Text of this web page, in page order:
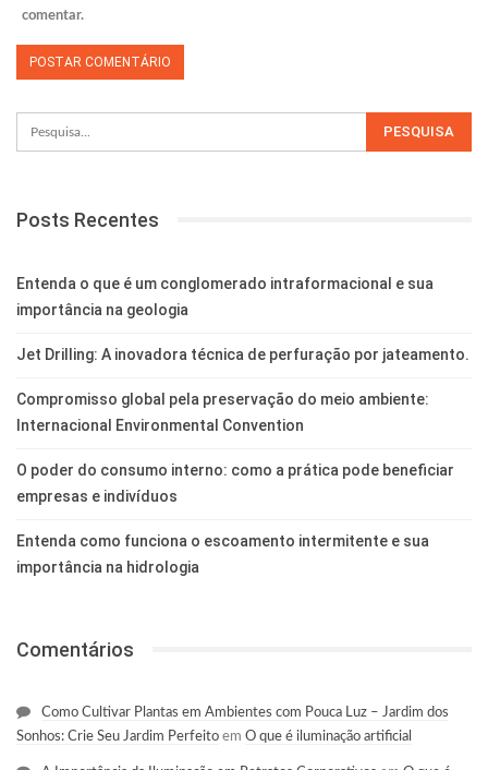
comentar.
Posts Recentes
Entenda o que é um conglomerado intraformacional e sua
importância na geologia
Jet Drilling: A inovadora técnica de perfuração por jateamento.
Compromisso global pela preservação do meio ambiente:
Internacional Environmental Convention
O poder do consumo interno: como a prática pode beneficiar
empresas e indivíduos
Entenda como funciona o escoamento intermitente e sua
importância na hidrologia
Comentários
Como Cultivar Plantas em Ambientes com Pouca Luz – Jardim dos
Sonhos: Crie Seu Jardim Perfeito em O que é iluminação artificial